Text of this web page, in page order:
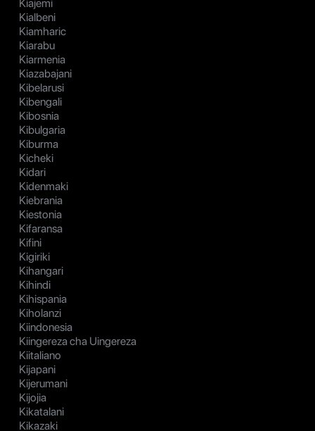
Kiajemi
Kialbeni
Kiamharic
Kiarabu
Kiarmenia
Kiazabajani
Kibelarusi
Kibengali
Kibosnia
Kibulgaria
Kiburma
Kicheki
Kidari
Kidenmaki
Kiebrania
Kiestonia
Kifaransa
Kifini
Kigiriki
Kihangari
Kihindi
Kihispania
Kiholanzi
Kiindonesia
Kiingereza cha Uingereza
Kiitaliano
Kijapani
Kijerumani
Kijojia
Kikatalani
Kikazaki